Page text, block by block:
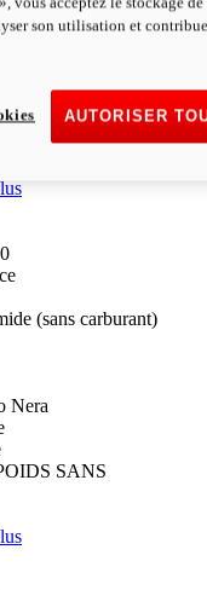
(sans carburant)
(sans carburant)
Nera
SANS
son utilisation et
AUTORISER